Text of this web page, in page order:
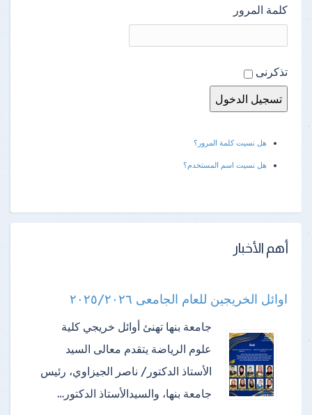
كلمة المرور
تذكرنى
هل نسيت كلمة المرور؟
هل نسيت اسم المستخدم؟
أهم الأخبار
اوائل الخريجين للعام الجامعى ٢٠٢٥/٢٠٢٦
جامعة بنها تهنئ أوائل خريجي كلية
علوم الرياضة ​يتقدم معالى السيد
الأستاذ الدكتور/ ناصر الجيزاوي، رئيس
جامعة بنها، والسيدالأستاذ الدكتور…